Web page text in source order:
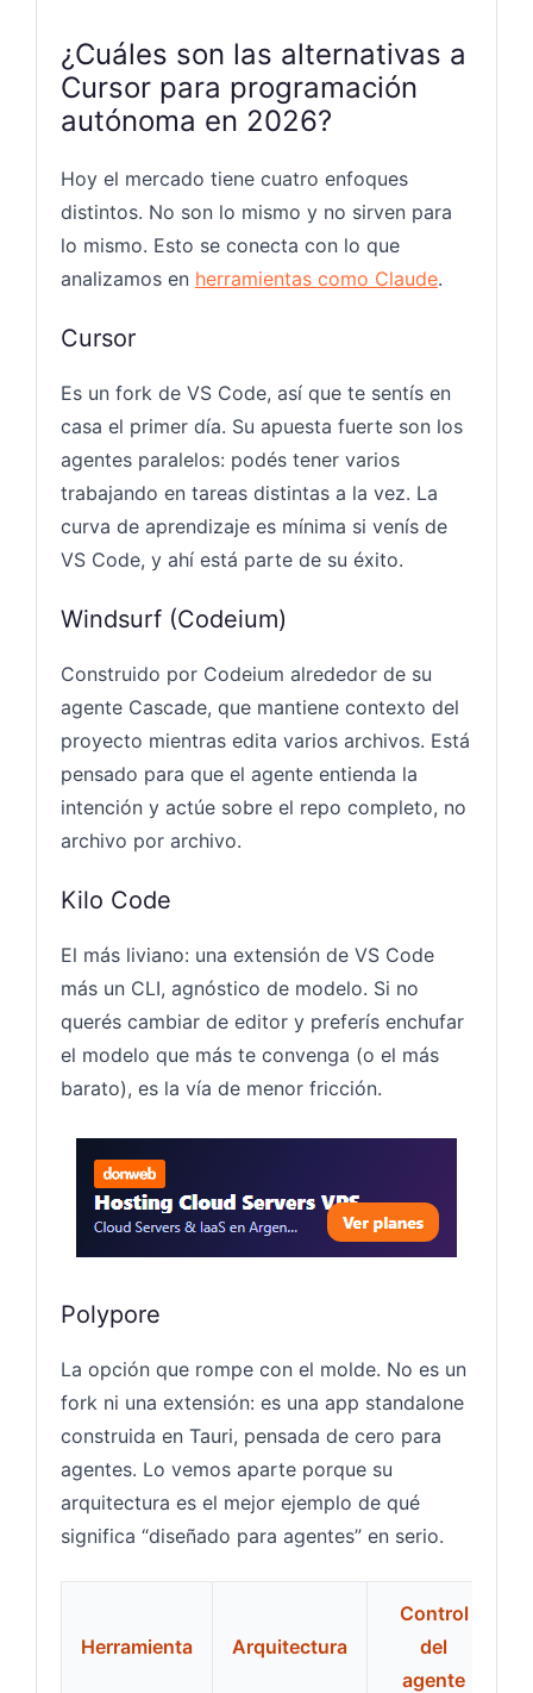
¿Cuáles son las alternativas a
Cursor para programación
autónoma en 2026?
Hoy el mercado tiene cuatro enfoques
distintos. No son lo mismo y no sirven para
lo mismo. Esto se conecta con lo que
analizamos en herramientas como Claude.
Cursor
Es un fork de VS Code, así que te sentís en
casa el primer día. Su apuesta fuerte son los
agentes paralelos: podés tener varios
trabajando en tareas distintas a la vez. La
curva de aprendizaje es mínima si venís de
VS Code, y ahí está parte de su éxito.
Windsurf (Codeium)
Construido por Codeium alrededor de su
agente Cascade, que mantiene contexto del
proyecto mientras edita varios archivos. Está
pensado para que el agente entienda la
intención y actúe sobre el repo completo, no
archivo por archivo.
Kilo Code
El más liviano: una extensión de VS Code
más un CLI, agnóstico de modelo. Si no
querés cambiar de editor y preferís enchufar
el modelo que más te convenga (o el más
barato), es la vía de menor fricción.
Polypore
La opción que rompe con el molde. No es un
fork ni una extensión: es una app standalone
construida en Tauri, pensada de cero para
agentes. Lo vemos aparte porque su
arquitectura es el mejor ejemplo de qué
significa “diseñado para agentes” en serio.
Herramienta Arquitectura
Control
del
agente